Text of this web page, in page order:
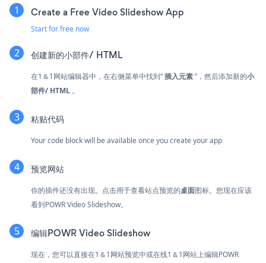
Create a Free Video Slideshow App
Start for free now
创建新的小部件/ HTML
在1＆1网站编辑器中，在右侧菜单中找到“插入元素”，然后添加新的小
部件/ HTML 。
粘贴代码
Your code block will be available once you create your app
预览网站
你的插件还没有出现。点击用于查看站点预览的桌面图标。您现在应该
看到POWR Video Slideshow。
编辑POWR Video Slideshow
现在，您可以直接在1＆1网站预览中或在线1＆1网站上编辑POWR